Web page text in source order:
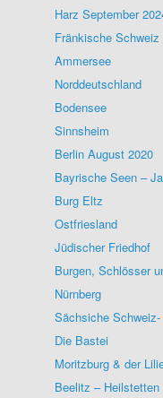
Harz September
Fränkische Schweiz
Ammersee
Norddeutschland
Bodensee
Sinnsheim
Berlin August 2020
Bayrische Seen –
Burg Eltz
Ostfriesland
Jüdischer Friedhof
Burgen, Schlösser
Nürnberg
Sächsiche
Die Bastei
Moritzburg & der
Beelitz – Heilstetten